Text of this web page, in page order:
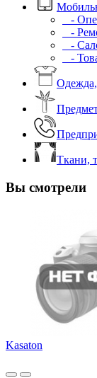
-
-
-
-
Одежда,
Ткани,
Вы смотрели
Kasaton